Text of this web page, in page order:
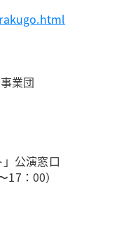
業団
」公演窓口
：00）